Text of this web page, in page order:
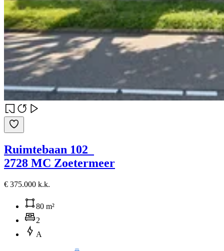
Ruimtebaan 102
2728 MC Zoetermeer
€ 375.000 k.k.
80 m²
2
A